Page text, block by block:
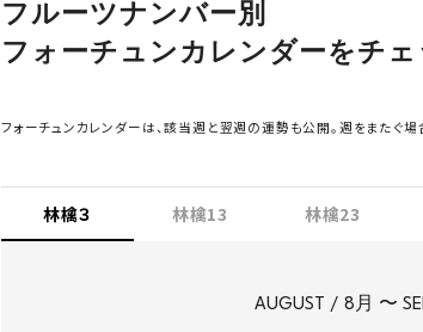
フルーツナンバー別
フォーチュンカレンダーをチェ
フォーチュンカレンダーは、該当週と翌週の運勢も公開。週をまたぐ
林檎３ 林檎13 林檎23